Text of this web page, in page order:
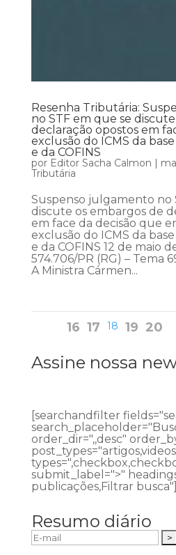
Resenha Tributária:
no STF em que se
declaração opostos em
exclusão do ICMS da
e da COFINS
por Editor Sacha Calmon |
Tributária
Suspenso julgamento no
discute os embargos de
em face da decisão que
exclusão do ICMS da
e da COFINS 12 de maio
574.706/PR (RG) – Tema
A Ministra Cármen...
16 17 18 19 20
Assine nossa
[searchandfilter
order_dir=",,desc"
submit_label=">"
publicações,Filtrar busca"]
Resumo diário